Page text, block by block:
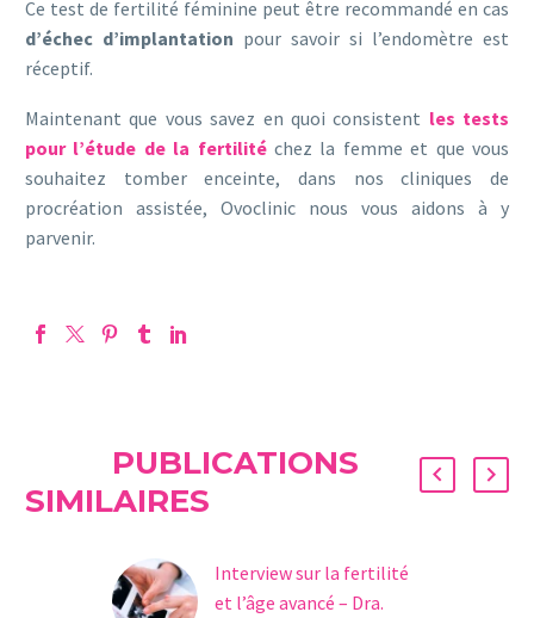
Ce test de fertilité féminine peut être recommandé en cas
d’échec d’implantation pour savoir si l’endomètre est
réceptif.
Maintenant que vous savez en quoi consistent les tests
pour l’étude de la fertilitéchez la femme et que vous
souhaitez tomber enceinte, dans nos cliniques de
procréation assistée, Ovoclinic nous vous aidons à y
parvenir.
PUBLICATIONS
SIMILAIRES
Interview sur la fertilité
et l’âge avancé – Dra.